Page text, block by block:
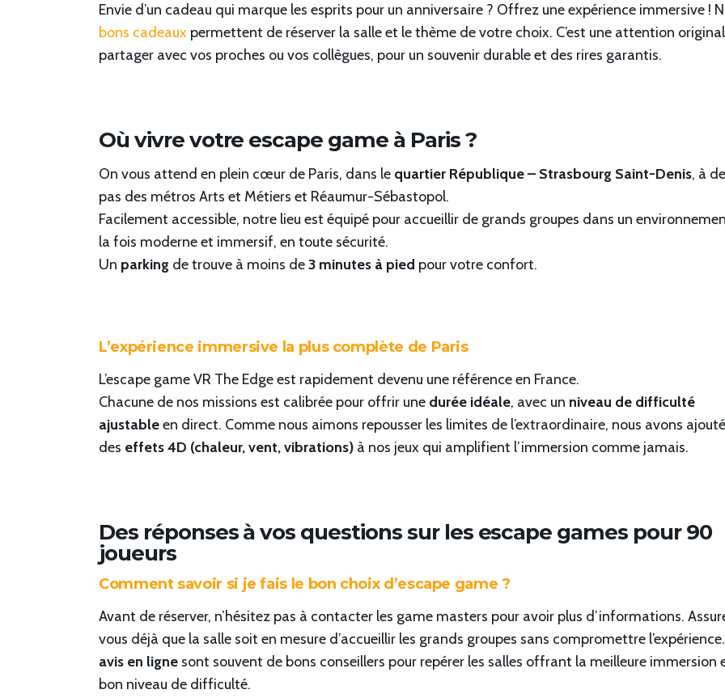
Envie d’un cadeau qui marque les esprits pour un anniversaire ? Offrez une expérience immersive !
bons cadeaux permettent de réserver la salle et le thème de votre choix. C’est une attention
partager avec vos proches ou vos collègues, pour un souvenir durable et des rires garantis.
Où vivre votre escape game à Paris ?
On vous attend en plein cœur de Paris, dans le quartier République – Strasbourg Saint-Denis, à
pas des métros Arts et Métiers et Réaumur-Sébastopol.
Facilement accessible, notre lieu est équipé pour accueillir de grands groupes dans un
la fois moderne et immersif, en toute sécurité.
Un parking de trouve à moins de3 minutes à pied pour votre confort.
L’expérience immersive la plus complète de Paris
L’escape game VR The Edge est rapidement devenu une référence en France.
Chacune de nos missions est calibrée pour offrir une durée idéale, avec un niveau de difficulté
ajustableen direct. Comme nous aimons repousser les limites de l’extraordinaire, nous avons ajouté
des effets 4D (chaleur, vent, vibrations) à nos jeux qui amplifient l’immersion comme jamais.
Des réponses à vos questions sur les escape games pour 90
joueurs
Comment savoir si je fais le bon choix d’escape game ?
Avant de réserver, n’hésitez pas à contacter les game masters pour avoir plus d’informations.
vous déjà que la salle soit en mesure d’accueillir les grands groupes sans compromettre
avis en ligne sont souvent de bons conseillers pour repérer les salles offrant la meilleure immersion
bon niveau de difficulté.